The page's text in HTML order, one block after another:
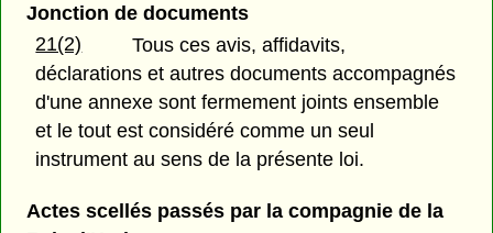
Jonction de documents
21(2)
Tous ces avis, affidavits,
déclarations et autres documents accompagnés
d'une annexe sont fermement joints ensemble
et le tout est considéré comme un seul
instrument au sens de la présente loi.
Actes scellés passés par la compagnie de la